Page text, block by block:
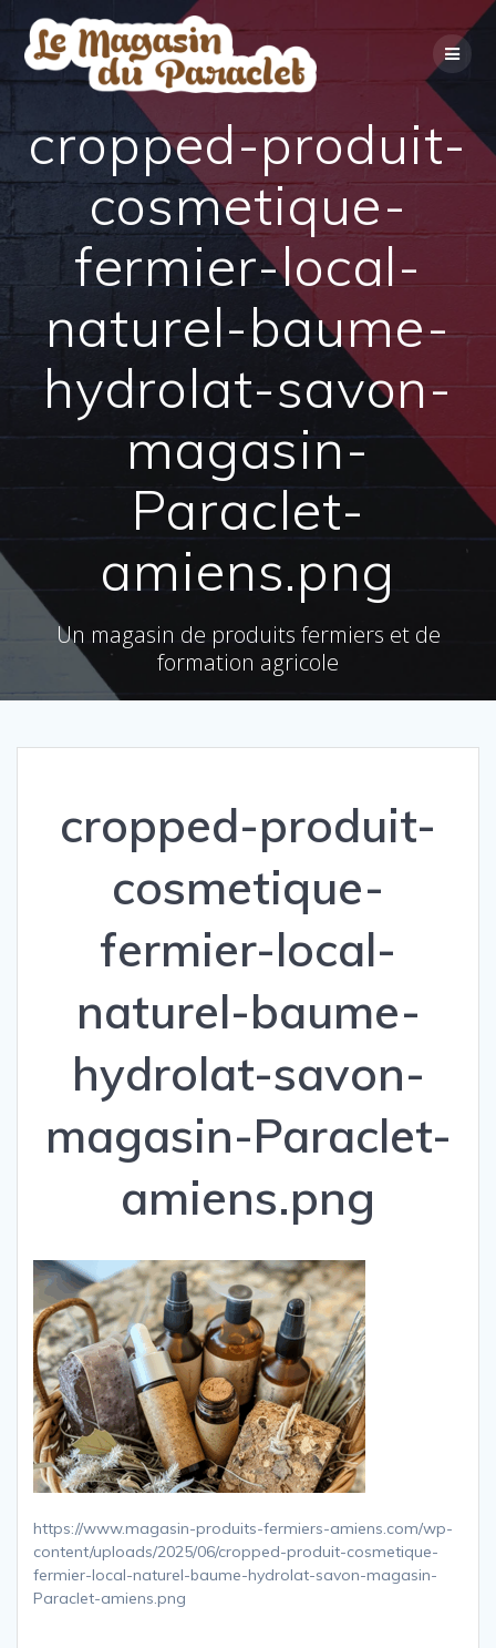
content
cropped-produit-
cosmetique-
fermier-local-
naturel-baume-
hydrolat-savon-
magasin-
Paraclet-
amiens.png
Un magasin de produits fermiers et de
formation agricole
cropped-produit-
cosmetique-
fermier-local-
naturel-baume-
hydrolat-savon-
magasin-Paraclet-
amiens.png
https://www.magasin-produits-fermiers-amiens.com/wp-
content/uploads/2025/06/cropped-produit-cosmetique-
fermier-local-naturel-baume-hydrolat-savon-magasin-
Paraclet-amiens.png